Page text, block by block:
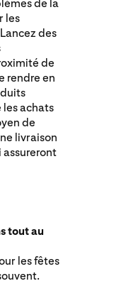
de la
les
des
de
rendre en
les achats
de
livraison
assureront
tout au
les fêtes